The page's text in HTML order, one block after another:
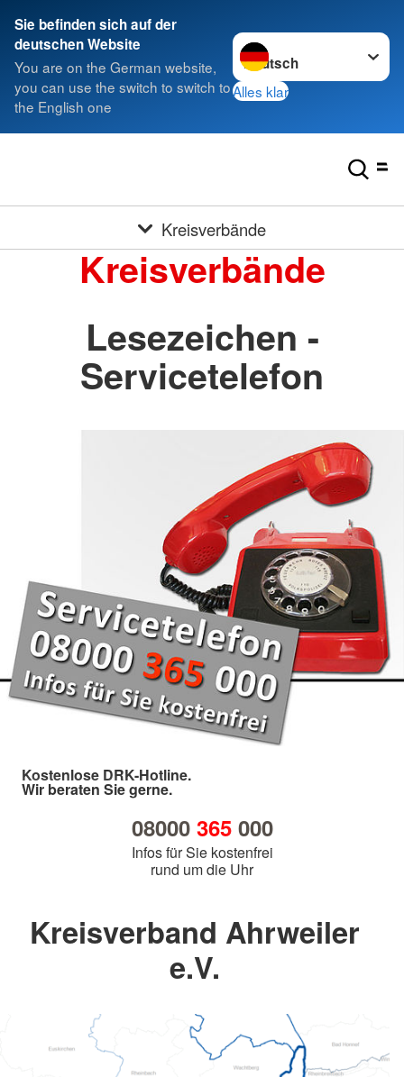
Sie befinden sich auf der
deutschen Website
You are on the German website,
you can use the switch to switch to
the English one
Sprache wechseln zu
Alles klar
Kreisverbände
Kreisverbände
Lesezeichen -
Servicetelefon
Kostenlose DRK-Hotline.
Wir beraten Sie gerne.
08000 365000
Infos für Sie kostenfrei
rund um die Uhr
Kreisverband Ahrweiler
e.V.